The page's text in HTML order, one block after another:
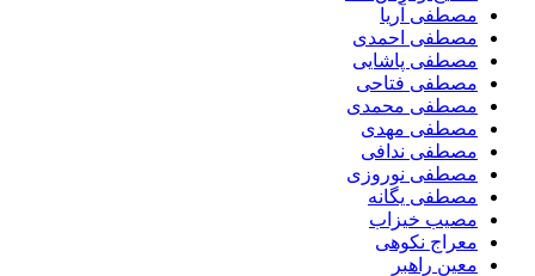
مصطفی آریا
مصطفی احمدی
مصطفی پاشایی
مصطفی فتاحی
مصطفی محمدی
مصطفی مهدی
مصطفی ندافی
مصطفی نوروزی
مصطفی یگانه
مصیب خیزاب
معراج نکوهی
معین راهبر